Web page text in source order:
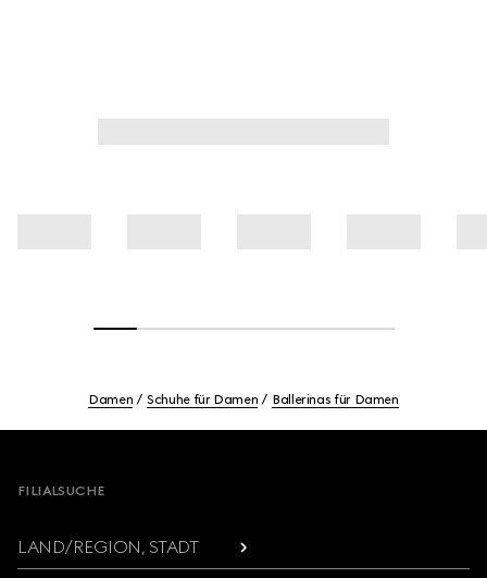
Damen Schuhe für Damen Ballerinas für Damen
FILIALSUCHE
LAND/REGION, STADT